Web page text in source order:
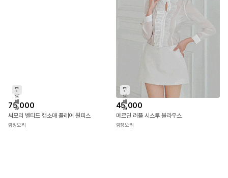
무
료
배
송
75,000
써모리 벨티드 캡소매 플레어 원피스
깜장오리
무
료
배
송
45,000
메르딘 러플 시스루 블라우스
깜장오리